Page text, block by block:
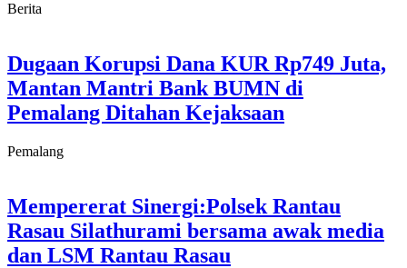
Berita
Dugaan Korupsi Dana KUR Rp749 Juta,
Mantan Mantri Bank BUMN di
Pemalang Ditahan Kejaksaan
Pemalang
Mempererat Sinergi:Polsek Rantau
Rasau Silathurami bersama awak media
dan LSM Rantau Rasau